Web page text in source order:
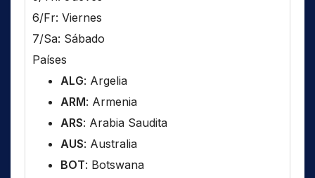
6/Fr: Viernes
7/Sa: Sábado
Países
ALG: Argelia
ARM: Armenia
ARS: Arabia Saudita
AUS: Australia
BOT: Botswana